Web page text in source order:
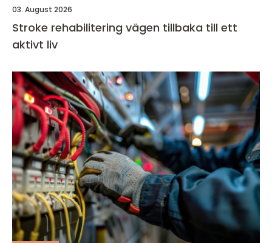
03. August 2026
Stroke rehabilitering vägen tillbaka till ett
aktivt liv